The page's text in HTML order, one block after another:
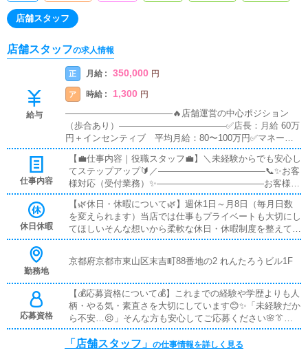
店舗スタッフ
店舗スタッフの求人情報
給与
正 月給 : 350,000 円
ア 時給 : 1,300 円
――――――――――――🔥店舗運営の中心ポジション
（歩合あり）――――――――――――✅店長：月給 60万
円＋インセンティブ 平均月給：80〜100万円✅マネージ
ャー：月給 45万円＋インセンティブ 平均月給：60〜80
万円――――――――――――📌基礎〜中堅ポジション
（安定収入）――――――――――――✅主任：月給 33〜
40万円✅社員：月給 28〜35万円――――――――――――
⏰アルバイト（副業・学生もOK）――――――――――
――✅アルバイト：時給 1,300円〜――――――――――
――✨インセンティブ（歩合給）について―――――――
―――――インセンティブとは、目標売上を達成した際に
となり、頑張った分だけ収入が上がります🔥――――――
――――――――実際の雰囲気を見てから正社員への切り
替えも歓迎です🌈
仕事内容
【💼仕事内容｜役職スタッフ💼】＼未経験からでも安心し
てステップアップ🔰／――――――――――――📞✨お客
様対応（受付業務）✨――――――――――――お客様と
の対面での受付がメインです😊マニュアル完備📘最初は
先輩が横について一つずつ教えるので安心🤝「言葉づか
い」「対応の流れ」も丁寧にサポートします🌸―――――
―――――――🧹✨清掃・環境づくり✨――――――――
を清潔に保つお仕事です🧼難しい作業は一切なし🙆‍♂️気持
――――💻✨営業サイト更新作業✨――――――――――
――簡単な入力・更新が中心😊PCが苦手でも大丈夫🔰基
本操作からゆっくり覚えられます🖥️✨―――――――――
―――🌱役職スタッフからのお仕事🌱―――――――――
―――📊✨利益の管理✨数字の見方や考え方は一から丁寧
にレクチャー😊未経験でも問題ありません🔰👩‍💼✨女子キ
休日休暇
【🌿休日・休暇について🌿】週休1日～月8日（毎月日数
を変えられます）当店では仕事もプライベートも大切にし
てほしいそんな想いから柔軟な休日・休暇制度を整えてい
ます😊✨🎂家族の誕生日💍記念日・大切なイベント🎉特別
😣」そんな心配は一切ありません🙅‍♂️しっかり相談できる
ベートが充実してこそ、仕事も全力で取り組めると考えて
います😊無理をして働くのではなく心に余裕を持って気
持ちよく仕事ができる環境を大切にしています🌸オンとオ
フのバランスを取りながら長く安定して働ける職場です✨
未経験の方も安心して続けていただけます😌
勤務地
京都府京都市東山区末吉町88番地の2 れんたろうビル1F
応募資格
【💰応募資格について💰】これまでの経験や学歴よりも人
柄・やる気・素直さを大切にしています😊✨「未経験だか
ら不安…😣」そんな方も安心してご応募ください🌸👔社
員・アルバイト希望の方👔年齢は20歳〜40歳くらいまで
（※高校生不可）となります🙆‍♂️学歴・職歴・業界経験は
「店舗スタッフ」 の仕事情報を詳しく見る